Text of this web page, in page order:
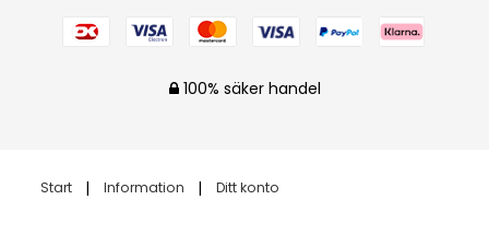
100% säker handel
Start Information Ditt konto